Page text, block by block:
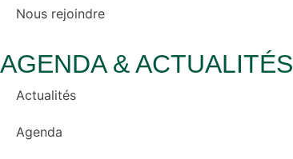
Nous rejoindre
AGENDA & ACTUALITÉS
Actualités
Agenda